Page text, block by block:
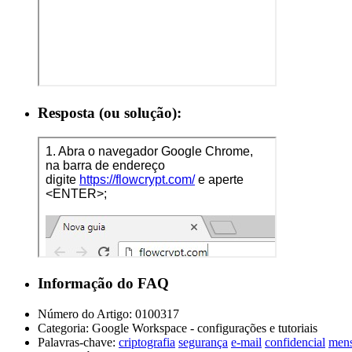
Resposta (ou solução):
Informação do FAQ
Número do Artigo: 0100317
Categoria: Google Workspace - configurações e tutoriais
Palavras-chave: criptografia segurança e-mail confidencial